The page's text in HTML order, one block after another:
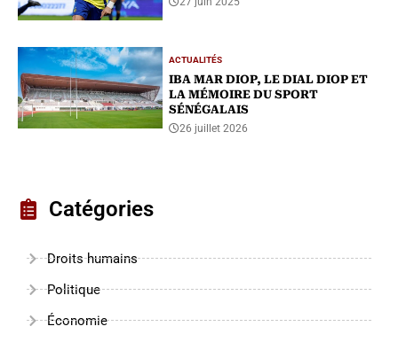
ACTUALITÉS
IBA MAR DIOP, LE DIAL DIOP ET
LA MÉMOIRE DU SPORT
SÉNÉGALAIS
26 juillet 2026
Catégories
Droits humains
Politique
Économie